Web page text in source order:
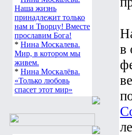
Наша жизнь
принадлежит только
нам и Творцу! Вместе
прославим Бога!
* Нина Москалева.
Мир, в котором мы
живем.
* Нина Москалёва.
«Только любовь
спасет этот мир»
в